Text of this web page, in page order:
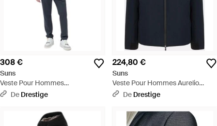
308 €
Suns
Veste Pour Hommes
Montebianco Fourrure Militaire -
De Drestige
224,80 €
Suns
Veste Pour Hommes Aurelio
Velour Bleu Noir - Bleu
De Drestige